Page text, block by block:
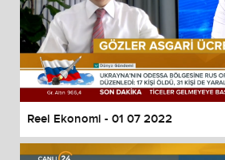
Reel Ekonomi - 01 07 2022